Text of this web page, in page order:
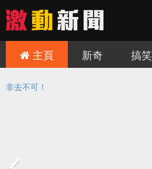
主頁 新奇 搞笑